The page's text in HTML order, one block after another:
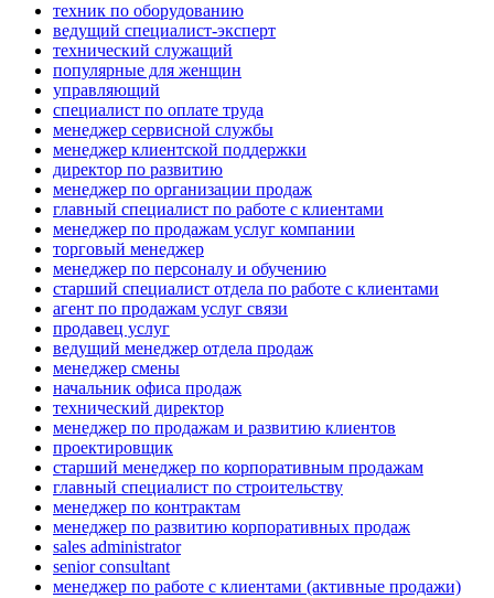
техник по оборудованию
ведущий специалист-эксперт
технический служащий
популярные для женщин
управляющий
специалист по оплате труда
менеджер сервисной службы
менеджер клиентской поддержки
директор по развитию
менеджер по организации продаж
главный специалист по работе с клиентами
менеджер по продажам услуг компании
торговый менеджер
менеджер по персоналу и обучению
старший специалист отдела по работе с клиентами
агент по продажам услуг связи
продавец услуг
ведущий менеджер отдела продаж
менеджер смены
начальник офиса продаж
технический директор
менеджер по продажам и развитию клиентов
проектировщик
старший менеджер по корпоративным продажам
главный специалист по строительству
менеджер по контрактам
менеджер по развитию корпоративных продаж
sales administrator
senior consultant
менеджер по работе с клиентами (активные продажи)